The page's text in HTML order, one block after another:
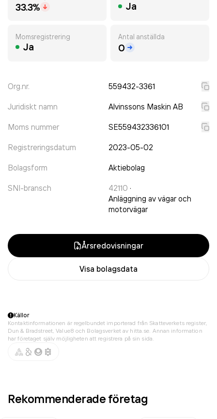
33.3% Ja
Momsregistrering
Ja
Antal anställda
0
Org.nr. 559432-3361
Juridiskt namn Alvinssons Maskin AB
Moms nummer SE559432336101
Registreringsdatum 2023-05-02
Bolagsform Aktiebolag
SNI-bransch 42110 ·
Anläggning av vägar och
motorvägar
Årsredovisningar
Visa bolagsdata
Källor
Kontaktinformationen är regelbundet importerad från Skatteverkets register,
Dun & Bradstreet, Value8 och Bolagsverket av hitta.se. Annan information
har företaget själv möjligheten att registrera på sin sida.
Rekommenderade företag